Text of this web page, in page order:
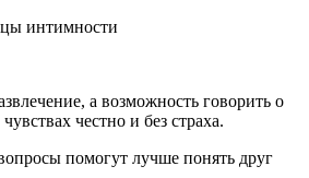
интимности
а возможность говорить о
честно и без страха.
помогут лучше понять друг